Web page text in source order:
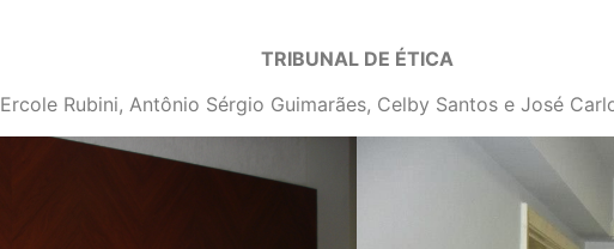
TRIBUNAL DE ÉTICA
Ercole Rubini, Antônio Sérgio Guimarães, Celby Santos e José